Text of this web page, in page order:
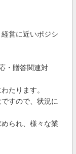
営に近いポジシ
・贈答関連対
たります。
すので、状況に
られ、様々な業